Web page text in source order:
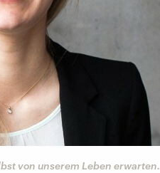
von unserem Leben erwarten.